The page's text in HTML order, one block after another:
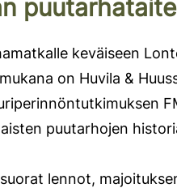
keväiseen
on Huvila &
puutarhojen
lennot,